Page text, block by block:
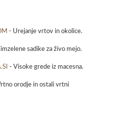
- Urejanje vrtov in okolice.
sadike za živo mejo.
- Visoke grede iz macesna.
orodje in ostali vrtni